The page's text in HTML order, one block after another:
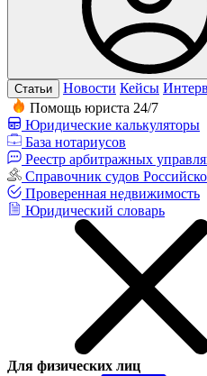
Статьи Новости Кейсы
Помощь юриста 24/7
Юридические калькуляторы
База нотариусов
Реестр арбитражных
Справочник судов
Проверенная недвижимость
Юридический словарь
Для физических лиц